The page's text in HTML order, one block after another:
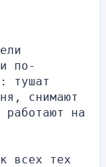
по-
тушат
снимают
работают на
всех тех